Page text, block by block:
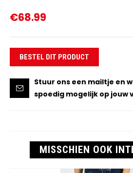
€68.99
BESTEL DIT PRODUCT
Stuur ons een mailtje en
spoedig mogelijk op jouw
MISSCHIEN OOK